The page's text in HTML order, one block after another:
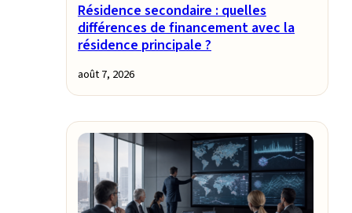
Résidence secondaire : quelles
différences de financement avec la
résidence principale ?
août 7, 2026